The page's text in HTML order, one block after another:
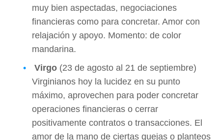
muy bien aspectadas, negociaciones
financieras como para concretar. Amor con
relajación y apoyo. Momento: de color
mandarina.
Virgo (23 de agosto al 21 de septiembre)
Virginianos hoy la lucidez en su punto
máximo, aprovechen para poder concretar
operaciones financieras o cerrar
positivamente contratos o transacciones. El
amor de la mano de ciertas quejas o planteos